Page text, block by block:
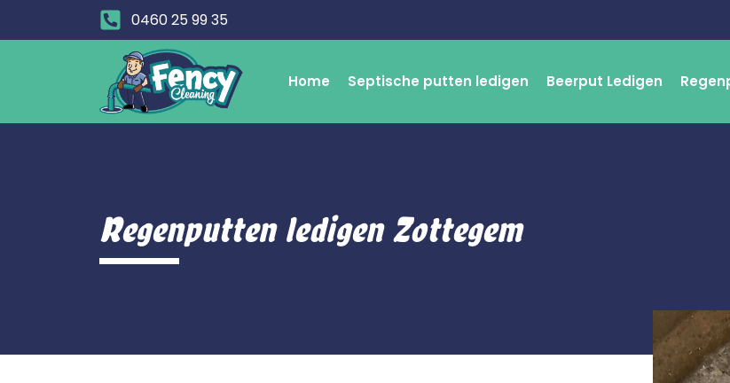
0460 25 99 35
Home Septische putten ledigen Beerput Ledigen
Regenputten ledigen Zottegem